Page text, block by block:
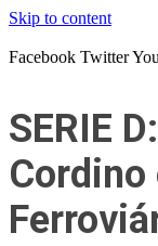
Skip to content
Facebook Twitter
SERIE
Cordino